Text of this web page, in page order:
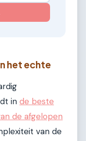
het echte
in de beste
de afgelopen
van de